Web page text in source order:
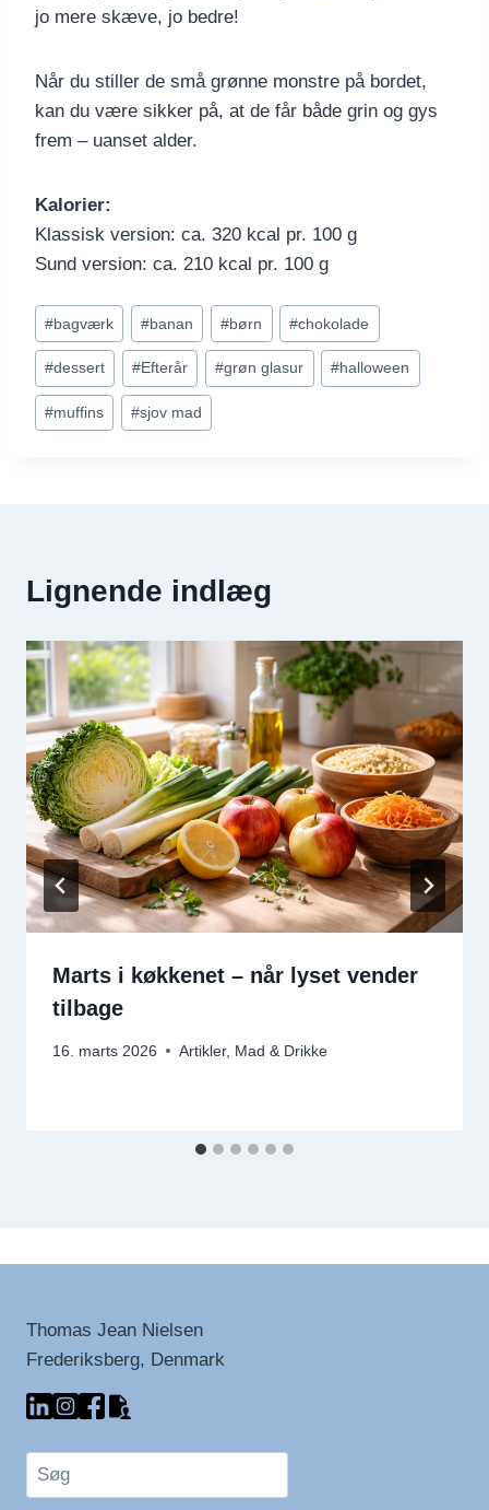
jo mere skæve, jo bedre!
Når du stiller de små grønne monstre på bordet,
kan du være sikker på, at de får både grin og gys
frem – uanset alder.
Kalorier:
Klassisk version: ca. 320 kcal pr. 100 g
Sund version: ca. 210 kcal pr. 100 g
Indlæg-
tags:
#bagværk #banan #børn #chokolade
#dessert #Efterår #grøn glasur #halloween
#muffins #sjov mad
Lignende indlæg
Marts i køkkenet – når lyset vender
tilbage
16. marts 2026 Artikler, Mad & Drikke
Thomas Jean Nielsen
Frederiksberg, Denmark
Søg